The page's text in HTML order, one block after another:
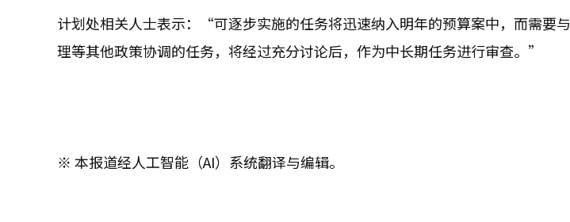
计划处相关人士表示：“可逐步实施的任务将迅速纳入明年的预算案中，而需要
理等其他政策协调的任务，将经过充分讨论后，作为中长期任务进行审查。”
※ 本报道经人工智能（AI）系统翻译与编辑。